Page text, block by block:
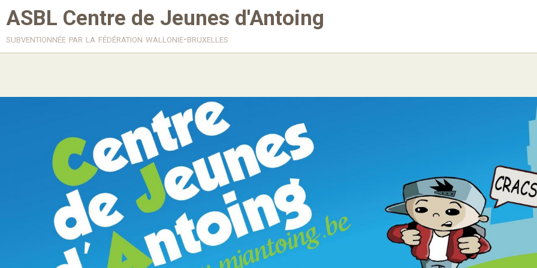
ASBL Centre de Jeunes d'Antoing
subventionnée par la fédération wallonie-bruxelles